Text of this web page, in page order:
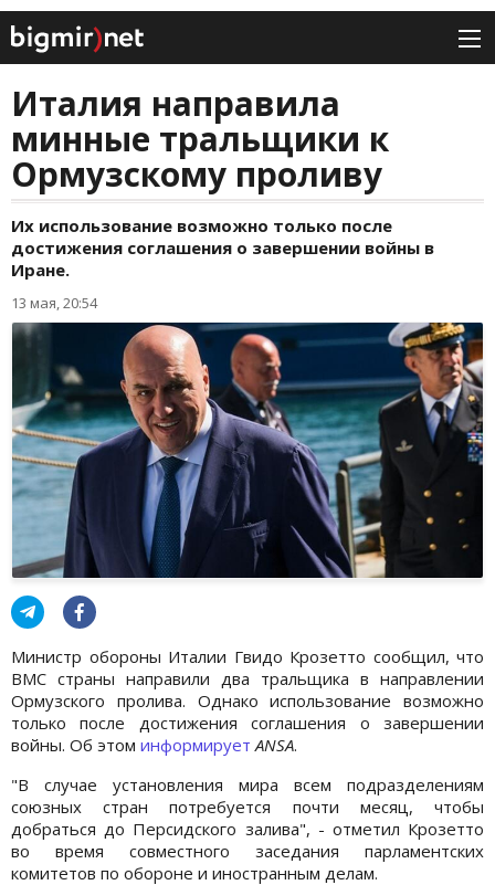
Италия направила
минные тральщики к
Ормузскому проливу
Их использование возможно только после
достижения соглашения о завершении войны в
Иране.
13 мая, 20:54
Министр обороны Италии Гвидо Крозетто сообщил, что
ВМС страны направили два тральщика в направлении
Ормузского пролива. Однако использование возможно
только после достижения соглашения о завершении
войны. Об этом информирует ANSA.
"В случае установления мира всем подразделениям
союзных стран потребуется почти месяц, чтобы
добраться до Персидского залива", - отметил Крозетто
во время совместного заседания парламентских
комитетов по обороне и иностранным делам.